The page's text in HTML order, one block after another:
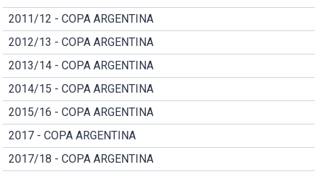
2011/12 - COPA ARGENTINA
2012/13 - COPA ARGENTINA
2013/14 - COPA ARGENTINA
2014/15 - COPA ARGENTINA
2015/16 - COPA ARGENTINA
2017 - COPA ARGENTINA
2017/18 - COPA ARGENTINA